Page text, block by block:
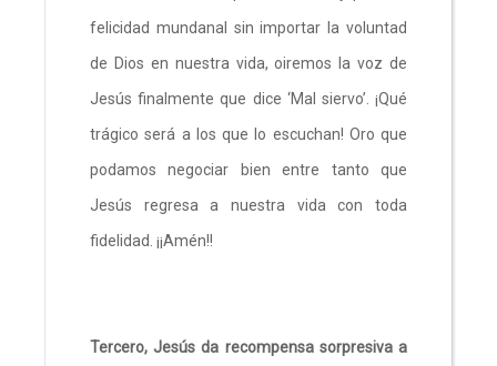
felicidad mundanal sin importar la voluntad
de Dios en nuestra vida, oiremos la voz de
Jesús finalmente que dice ‘Mal siervo’. ¡Qué
trágico será a los que lo escuchan! Oro que
podamos negociar bien entre tanto que
Jesús regresa a nuestra vida con toda
fidelidad. ¡¡Amén!!
Tercero, Jesús da recompensa sorpresiva a